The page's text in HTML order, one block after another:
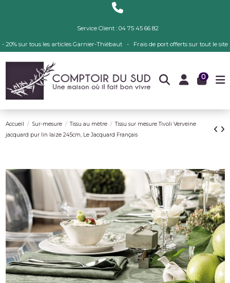
Service Client : 04 75 45 66 82
- 20% sur tous les articles Garnier-Thiébaut - Frais de port offerts sur tout le site
0
Accueil Sur-mesure Tissu au mètre
Tissu sur mesure Tivoli Verveine
jacquard pur lin laize 245cm, Le Jacquard Français